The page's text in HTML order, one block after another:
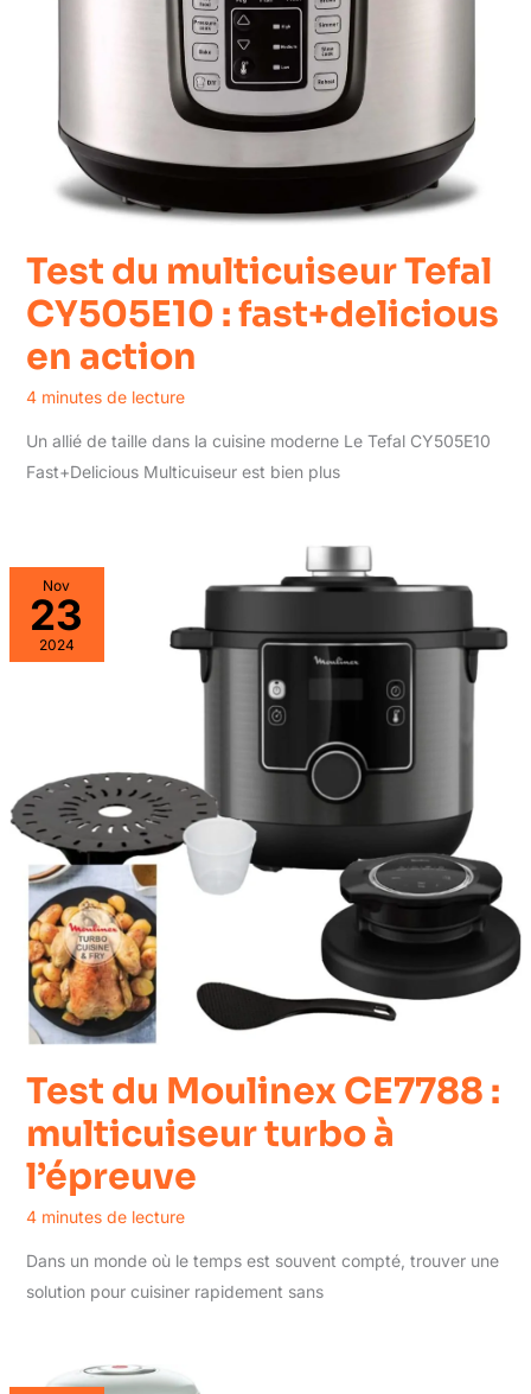
Test du multicuiseur Tefal
CY505E10 : fast+delicious
en action
4 minutes de lecture
Un allié de taille dans la cuisine moderne Le Tefal CY505E10
Fast+Delicious Multicuiseur est bien plus
Nov
23
2024
Test du Moulinex CE7788 :
multicuiseur turbo à
l’épreuve
4 minutes de lecture
Dans un monde où le temps est souvent compté, trouver une
solution pour cuisiner rapidement sans